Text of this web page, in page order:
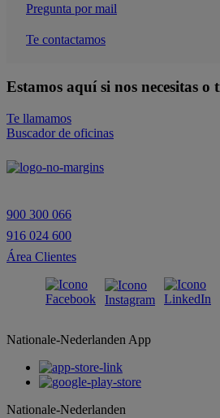
Pregunta por mail
Te contactamos
Estamos aquí si nos necesitas o
Te llamamos
Buscador de oficinas
900 300 066
916 024 600
Área Clientes
Nationale-Nederlanden App
Nationale-Nederlanden